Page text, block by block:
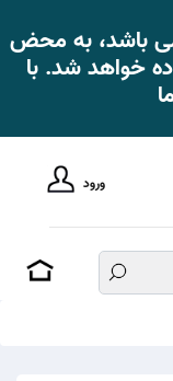
باشد، به محض
خواهد شد. با
ورود